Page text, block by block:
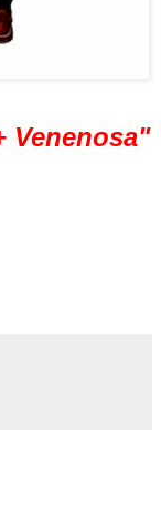
Venenosa"